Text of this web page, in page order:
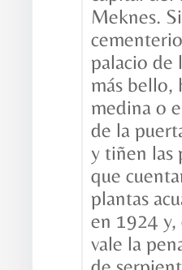
Meknes.
palacio de
más bello,
medina o
de la
y tiñen las
que
plantas
en 1924 y,
vale la